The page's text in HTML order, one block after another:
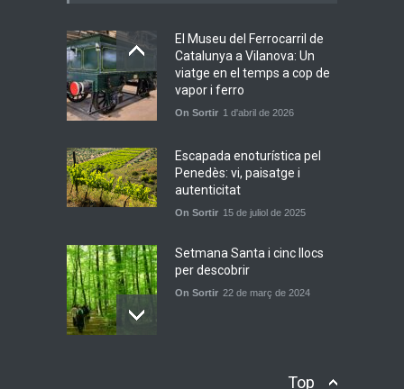
10 de juny de 2026
Bèrnia i El Diluvi s’avancen a
la calor amb l’himne
definitiu, “L’ESTIU”
5 de juny de 2026
El Museu del Ferrocarril de
Catalunya a Vilanova: Un
viatge en el temps a cop de
vapor i ferro
On Sortir 1 d'abril de 2026
Escapada enoturística pel
Penedès: vi, paisatge i
autenticitat
On Sortir 15 de juliol de 2025
Setmana Santa i cinc llocs
per descobrir
On Sortir 22 de març de 2024
Top